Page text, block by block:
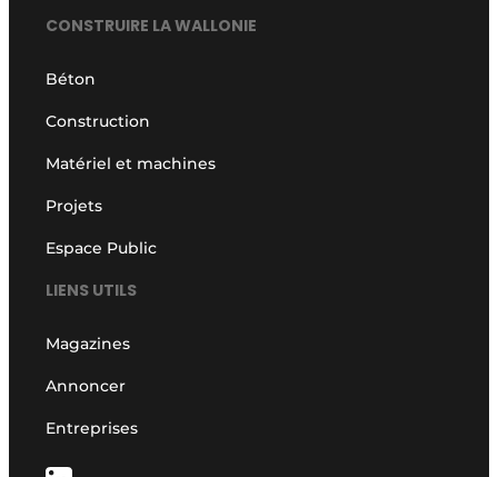
CONSTRUIRE LA WALLONIE
Béton
Construction
Matériel et machines
Projets
Espace Public
LIENS UTILS
Magazines
Annoncer
Entreprises